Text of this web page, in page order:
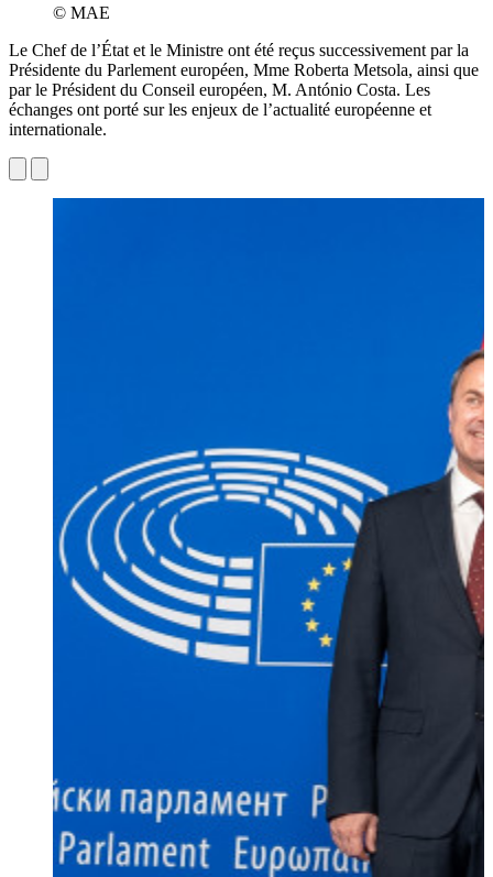
© MAE
Le Chef de l’État et le Ministre ont été reçus successivement par la
Présidente du Parlement européen, Mme Roberta Metsola, ainsi que
par le Président du Conseil européen, M. António Costa. Les
échanges ont porté sur les enjeux de l’actualité européenne et
internationale.